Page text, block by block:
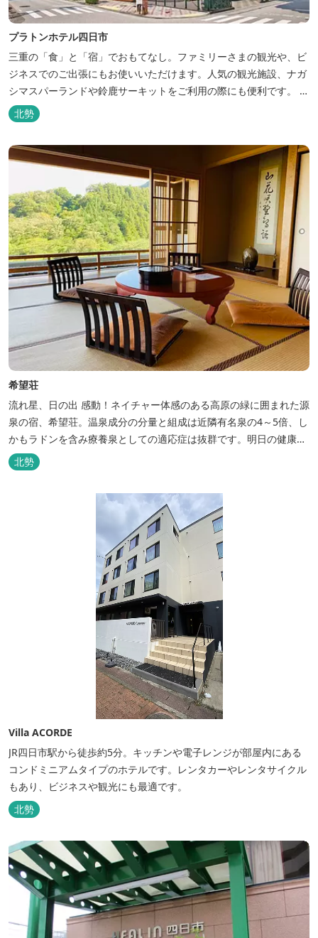
プラトンホテル四日市
三重の「食」と「宿」でおもてなし。ファミリーさまの観光や、ビ
ジネスでのご出張にもお使いいただけます。人気の観光施設、ナガ
シマスパーランドや鈴鹿サーキットをご利用の際にも便利です。 和
食、イタリアン、中華と多彩な三重の味をどうぞお楽しみくださ
い。近鉄四日市駅から徒歩３分と、公共交通機関でのお越しにも大
変便利です。
北勢
希望荘
流れ星、日の出 感動！ネイチャー体感のある高原の緑に囲まれた源
泉の宿、希望荘。温泉成分の分量と組成は近隣有名泉の4～5倍、し
かもラドンを含み療養泉としての適応症は抜群です。明日の健康
に、ご宿泊はもちろん日帰り入浴もお気軽にお立ち寄り下さい。 熱
気浴ラドンの泉も新たにオープン！ぜひご利用ください。
北勢
Villa ACORDE
JR四日市駅から徒歩約5分。キッチンや電子レンジが部屋内にある
コンドミニアムタイプのホテルです。レンタカーやレンタサイクル
もあり、ビジネスや観光にも最適です。
北勢